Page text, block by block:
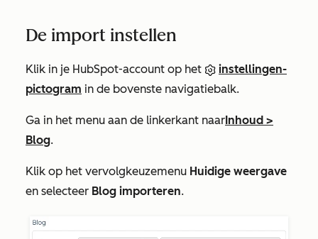
De import instellen
Klik in je HubSpot-account op het
instellingen-
pictogram in de bovenste navigatiebalk.
Ga in het menu aan de linkerkant naarInhoud >
Blog.
Klik op het vervolgkeuzemenu Huidige weergave
en selecteer Blog importeren.